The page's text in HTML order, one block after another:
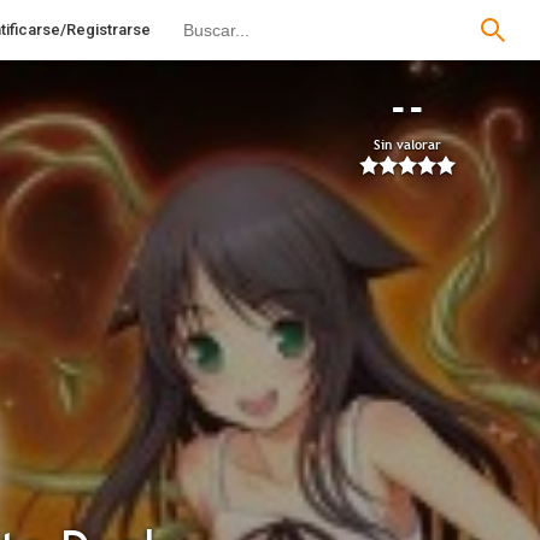
Registrarse
--
Sin valorar